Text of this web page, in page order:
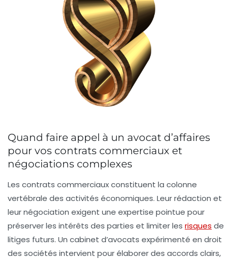
Quand faire appel à un avocat d’affaires
pour vos contrats commerciaux et
négociations complexes
Les contrats commerciaux constituent la colonne
vertébrale des activités économiques. Leur rédaction et
leur négociation exigent une expertise pointue pour
préserver les intérêts des parties et limiter les risques de
litiges futurs. Un cabinet d’avocats expérimenté en droit
des sociétés intervient pour élaborer des accords clairs,